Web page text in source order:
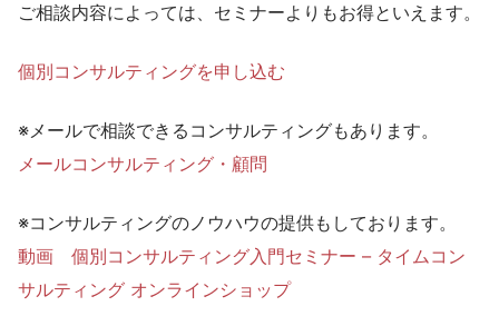
ご相談内容によっては、セミナーよりもお得といえます。
個別コンサルティングを申し込む
※メールで相談できるコンサルティングもあります。
メールコンサルティング・顧問
※コンサルティングのノウハウの提供もしております。
動画 個別コンサルティング入門セミナー – タイムコン
サルティング オンラインショップ